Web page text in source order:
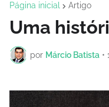
Página inicial Artigo
Uma
por Márcio Batista •